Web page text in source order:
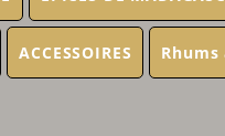
ACCESSOIRES Rhums